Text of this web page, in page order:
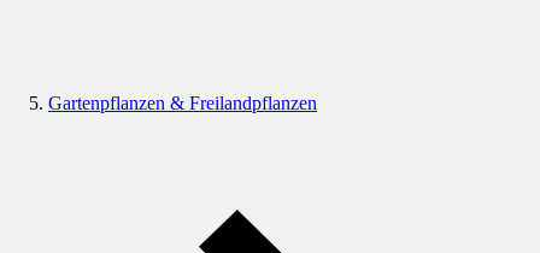
Gartenpflanzen & Freilandpflanzen